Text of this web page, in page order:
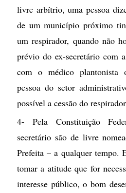
livre arbítrio, uma pessoa
de um município próximo
um respirador, quando não
prévio do ex-secretário com
com o médico plantonista
pessoa do setor
possível a cessão do
4- Pela Constituição
secretário são de livre
Prefeita – a qualquer tempo.
tomar a atitude que for
interesse público, o bom